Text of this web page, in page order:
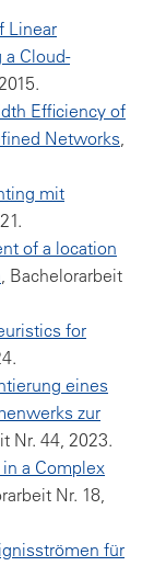
Linear
Cloud-
Efficiency of
Networks,
mit
of a location
, Bachelorarbeit
for
eines
zur
Nr. 44, 2023.
a Complex
Nr. 18,
für